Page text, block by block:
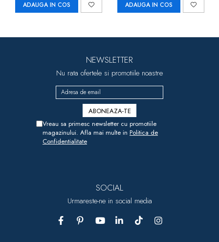
ADAUGA IN COS ADAUGA IN COS
NEWSLETTER
Nu rata ofertele si promotiile noastre
Vreau sa primesc newsletter cu promotiile
magazinului. Afla mai multe in Politica de
Confidentialitate
SOCIAL
Urmareste-ne in social media